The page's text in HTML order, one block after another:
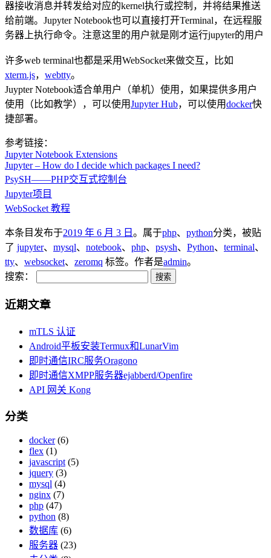
器接收消息并转发给对应的kernel执行或控制，并将结果推送
给前端。Jupyter Notebook也可以直接打开Terminal，在远程服
务器上执行命令。注意这里的用户就是刚才运行jupyter的用户
许多web terminal也都是采用WebSocket来做交互，比如
xterm.js， webtty。
Juypter Notebook适合单用户（单机）使用，如果提供多用户
使用（比如教学），可以使用Jupyter Hub，可以使用docker快
捷部署。
参考链接：
Jupyter Notebook Extensions
Jupyter – How do I decide which packages I need?
PsySH——PHP交互式控制台
Jupyter项目
WebSocket 教程
本条目发布于2019 年 6 月 3 日 。属于php、 python分类，被贴
了 jupyter、 mysql、 notebook、 php、 psysh、 Python、 terminal、
tty、 websocket、 zeromq 标签。 作者是admin。
搜索：
近期文章
mTLS 认证
Android平板安装Termux和LunarVim
即时通信IRC服务Oragono
即时通信XMPP服务器ejabberd/Openfire
API 网关 Kong
分类
docker(6)
flex (1)
javascript (5)
jquery (3)
mysql (4)
nginx (7)
php (47)
python (8)
数据库 (6)
服务器 (23)